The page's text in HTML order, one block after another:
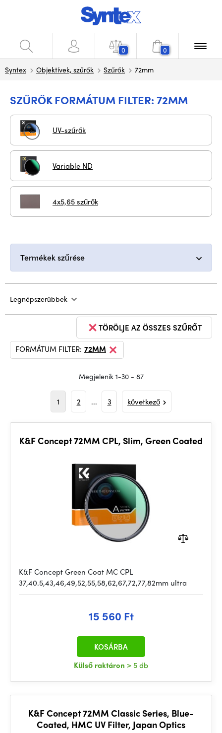
0 0
Syntex Objektívek, szűrők Szűrők 72mm
SZŰRŐK FORMÁTUM FILTER: 72MM
UV-szűrők
Variable ND
4x5,65 szűrők
Termékek szűrése
Legnépszerűbbek
TÖRÖLJE AZ ÖSSZES SZŰRŐT
FORMÁTUM FILTER: 72MM
Megjelenik 1-30 - 87
1 2 ... 3 következő
K&F Concept 72MM CPL, Slim, Green Coated
K&F Concept Green Coat MC CPL
37,40.5,43,46,49,52,55,58,62,67,72,77,82mm ultra
15 560 Ft
Külső raktáron > 5 db
KOSÁRBA
K&F Concept 72MM Classic Series, Blue-
Coated, HMC UV Filter, Japan Optics